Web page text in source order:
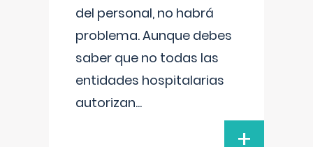
del personal, no habrá
problema. Aunque debes
saber que no todas las
entidades hospitalarias
autorizan...
+